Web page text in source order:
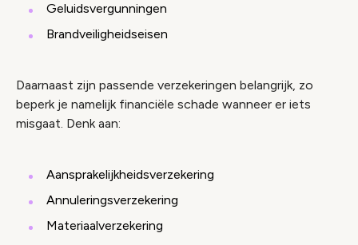
Geluidsvergunningen
Brandveiligheidseisen
Daarnaast zijn passende verzekeringen belangrijk, zo
beperk je namelijk financiële schade wanneer er iets
misgaat. Denk aan:
Aansprakelijkheidsverzekering
Annuleringsverzekering
Materiaalverzekering